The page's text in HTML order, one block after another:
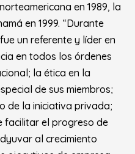
en 1989, la
en 1999. “Durante
un referente y líder en
en todos los órdenes
la ética en la
de sus miembros;
de la iniciativa privada;
facilitar el progreso de
al crecimiento